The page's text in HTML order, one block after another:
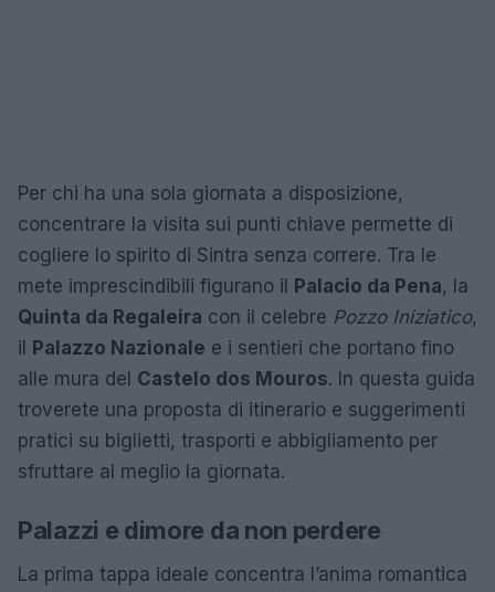
Per chi ha una sola giornata a disposizione,
concentrare la visita sui punti chiave permette di
cogliere lo spirito di Sintra senza correre. Tra le
mete imprescindibili figurano il Palacio da Pena, la
Quinta da Regaleira con il celebre Pozzo Iniziatico,
il Palazzo Nazionale e i sentieri che portano fino
alle mura del Castelo dos Mouros. In questa guida
troverete una proposta di itinerario e suggerimenti
pratici su biglietti, trasporti e abbigliamento per
sfruttare al meglio la giornata.
Palazzi e dimore da non perdere
La prima tappa ideale concentra l’anima romantica